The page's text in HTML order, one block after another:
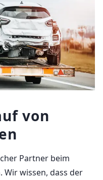
von
Partner beim
wissen, dass der